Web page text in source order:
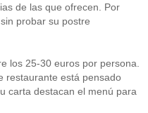
de las que ofrecen. Por
probar su postre
los 25-30 euros por persona.
restaurante está pensado
carta destacan el menú para